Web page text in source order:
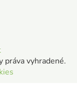
práva vyhradené.